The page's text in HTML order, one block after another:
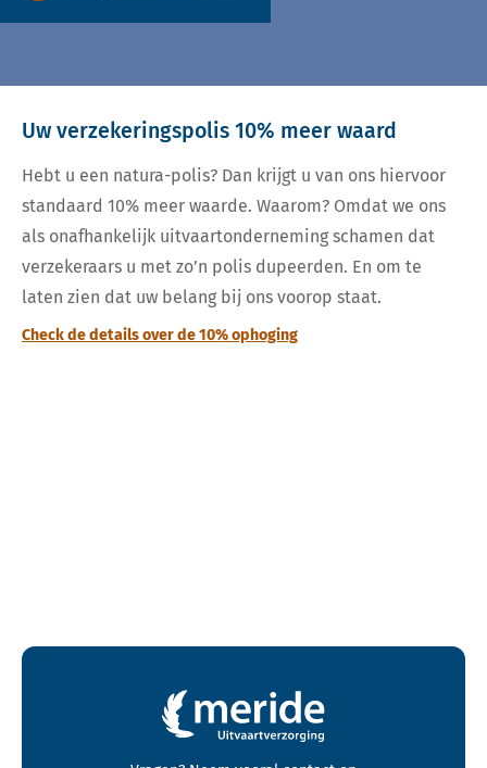
Uw verzekeringspolis 10% meer waard
Hebt u een natura-polis? Dan krijgt u van ons hiervoor
standaard 10% meer waarde. Waarom? Omdat we ons
als onafhankelijk uitvaartonderneming schamen dat
verzekeraars u met zo’n polis dupeerden. En om te
laten zien dat uw belang bij ons voorop staat.
Check de details over de 10% ophoging
Contactgegevens en footer menu van Meride